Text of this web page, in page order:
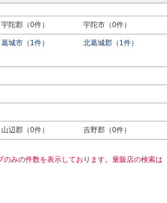
宇陀郡（0件） 宇陀市（0件）
葛城市（1件）
北葛城郡（1件）
山辺郡（0件） 吉野郡（0件）
みの件数を表示しております。量販店の検索は